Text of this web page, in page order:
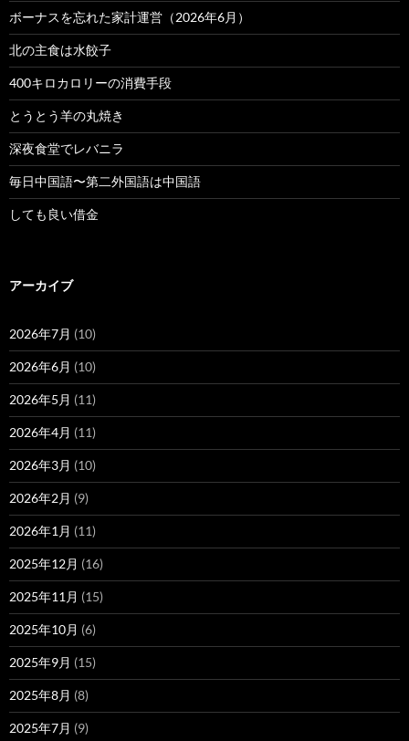
ボーナスを忘れた家計運営（2026年6月）
北の主食は水餃子
400キロカロリーの消費手段
とうとう羊の丸焼き
深夜食堂でレバニラ
毎日中国語〜第二外国語は中国語
しても良い借金
アーカイブ
2026年7月 (10)
2026年6月 (10)
2026年5月 (11)
2026年4月 (11)
2026年3月 (10)
2026年2月 (9)
2026年1月 (11)
2025年12月 (16)
2025年11月 (15)
2025年10月 (6)
2025年9月 (15)
2025年8月 (8)
2025年7月 (9)